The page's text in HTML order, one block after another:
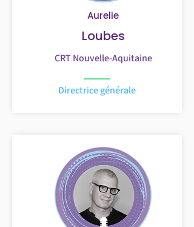
Aurelie
Loubes
CRT Nouvelle-Aquitaine
Directrice générale